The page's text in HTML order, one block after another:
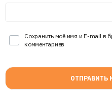
Сохранить моё имя и E-mail в
комментариев